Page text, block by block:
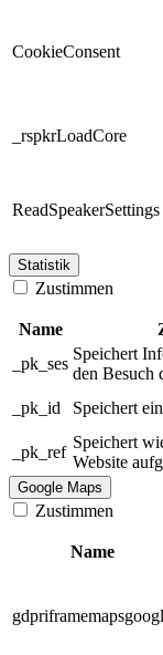
CookieConsent
_rspkrLoadCore
ReadSpeakerSettings
Statistik
Zustimmen
Name
_pk_ses
Speichert
den Besuch
_pk_id Speichert
_pk_ref
Speichert
Website
Google Maps
Zustimmen
Name